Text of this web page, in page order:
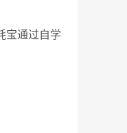
宝通过自学